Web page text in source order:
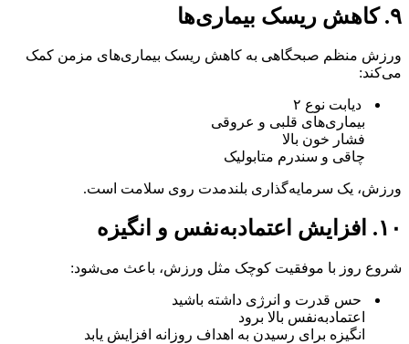
۹. کاهش ریسک بیماری‌ها
ورزش منظم صبحگاهی به کاهش ریسک بیماری‌های مزمن کمک
می‌کند:
دیابت نوع ۲
بیماری‌های قلبی و عروقی
فشار خون بالا
چاقی و سندرم متابولیک
ورزش، یک سرمایه‌گذاری بلندمدت روی سلامت است.
۱۰. افزایش اعتمادبه‌نفس و انگیزه
شروع روز با موفقیت کوچک مثل ورزش، باعث می‌شود:
حس قدرت و انرژی داشته باشید
اعتمادبه‌نفس بالا برود
انگیزه برای رسیدن به اهداف روزانه افزایش یابد